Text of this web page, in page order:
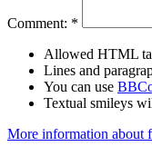
Comment: *
Allowed HTML
Lines and
You can use
Textual smileys
More information about